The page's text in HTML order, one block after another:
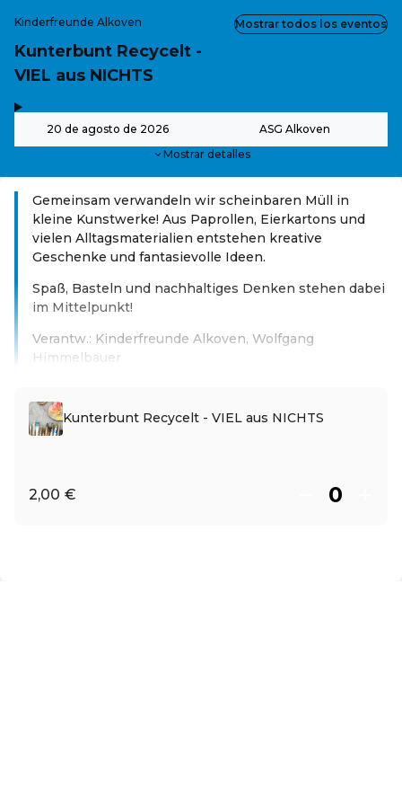
Kinderfreunde Alkoven
Kunterbunt Recycelt -
VIEL aus NICHTS
20 de agosto de 2026 ASG Alkoven
Mostrar detalles
Mostrar todos los eventos
Gemeinsam verwandeln wir scheinbaren Müll in
kleine Kunstwerke! Aus Paprollen, Eierkartons und
vielen Alltagsmaterialien entstehen kreative
Geschenke und fantasievolle Ideen.
Spaß, Basteln und nachhaltiges Denken stehen dabei
im Mittelpunkt!
Verantw.: Kinderfreunde Alkoven, Wolfgang
Himmelbauer
Kunterbunt Recycelt - VIEL aus NICHTS
2,00 €